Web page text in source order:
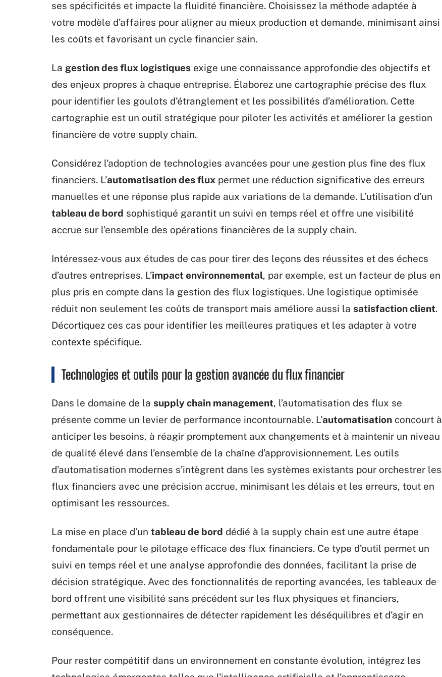
ses spécificités et impacte la fluidité financière. Choisissez la méthode adaptée à
votre modèle d’affaires pour aligner au mieux production et demande, minimisant ainsi
les coûts et favorisant un cycle financier sain.
La gestion des flux logistiques exige une connaissance approfondie des objectifs et
des enjeux propres à chaque entreprise. Élaborez une cartographie précise des flux
pour identifier les goulots d’étranglement et les possibilités d’amélioration. Cette
cartographie est un outil stratégique pour piloter les activités et améliorer la gestion
financière de votre supply chain.
Considérez l’adoption de technologies avancées pour une gestion plus fine des flux
financiers. L’automatisation des flux permet une réduction significative des erreurs
manuelles et une réponse plus rapide aux variations de la demande. L’utilisation d’un
tableau de bord sophistiqué garantit un suivi en temps réel et offre une visibilité
accrue sur l’ensemble des opérations financières de la supply chain.
Intéressez-vous aux études de cas pour tirer des leçons des réussites et des échecs
d’autres entreprises. L’impact environnemental, par exemple, est un facteur de plus en
plus pris en compte dans la gestion des flux logistiques. Une logistique optimisée
réduit non seulement les coûts de transport mais améliore aussi la satisfaction client.
Décortiquez ces cas pour identifier les meilleures pratiques et les adapter à votre
contexte spécifique.
Technologies et outils pour la gestion avancée du flux financier
Dans le domaine de la supply chain management, l’automatisation des flux se
présente comme un levier de performance incontournable. L’automatisation concourt à
anticiper les besoins, à réagir promptement aux changements et à maintenir un niveau
de qualité élevé dans l’ensemble de la chaîne d’approvisionnement. Les outils
d’automatisation modernes s’intègrent dans les systèmes existants pour orchestrer les
flux financiers avec une précision accrue, minimisant les délais et les erreurs, tout en
optimisant les ressources.
La mise en place d’un tableau de bord dédié à la supply chain est une autre étape
fondamentale pour le pilotage efficace des flux financiers. Ce type d’outil permet un
suivi en temps réel et une analyse approfondie des données, facilitant la prise de
décision stratégique. Avec des fonctionnalités de reporting avancées, les tableaux de
bord offrent une visibilité sans précédent sur les flux physiques et financiers,
permettant aux gestionnaires de détecter rapidement les déséquilibres et d’agir en
conséquence.
Pour rester compétitif dans un environnement en constante évolution, intégrez les